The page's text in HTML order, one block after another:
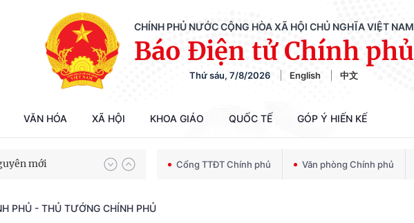
CHÍNH PHỦ NƯỚC CỘNG HÒA XÃ HỘI CHỦ NGHĨA VIỆT NAM
Báo Điện tử Chính phủ
Thứ sáu, 7/8/2026 English 中文
VĂN HÓA XÃ HỘI KHOA GIÁO QUỐC TẾ GÓP Ý HIẾN KẾ
Chiến dịch 500 ngày đêm tìm kiếm, quy tập và xác định danh tính hài cốt liệt sĩ
lược, lâu dài
mới Cổng TTĐT Chính phủ Văn phòng Chính phủ
PHỦ - THỦ TƯỚNG CHÍNH PHỦ